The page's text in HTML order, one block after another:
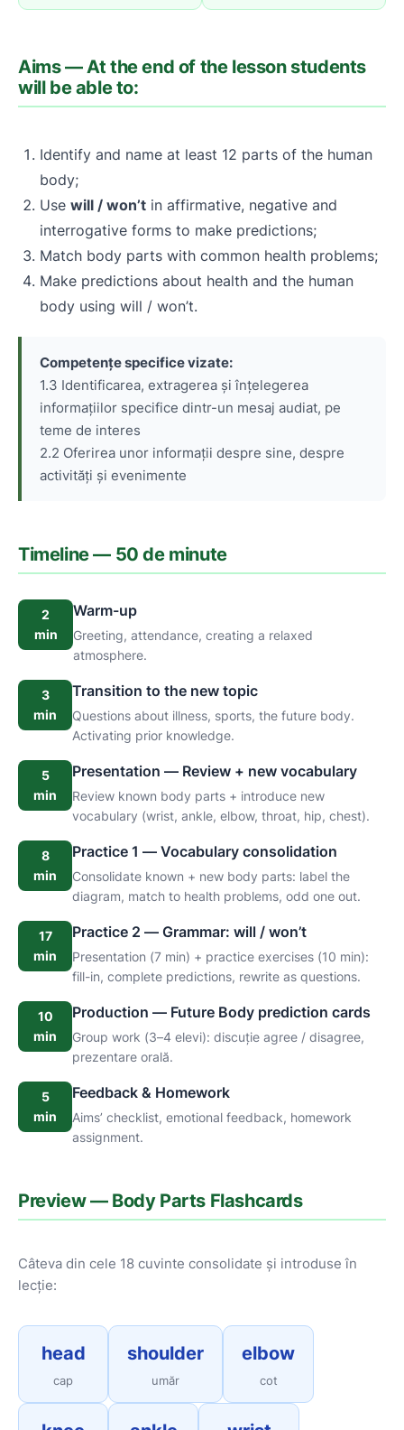
Aims — At the end of the lesson students
will be able to:
Identify and name at least 12 parts of the human
body;
Use will / won’t in affirmative, negative and
interrogative forms to make predictions;
Match body parts with common health problems;
Make predictions about health and the human
body using will / won’t.
Competențe specifice vizate:
1.3 Identificarea, extragerea și înțelegerea
informațiilor specifice dintr-un mesaj audiat, pe
teme de interes
2.2 Oferirea unor informații despre sine, despre
activități și evenimente
Timeline — 50 de minute
2
min
Warm-up
Greeting, attendance, creating a relaxed
atmosphere.
3
min
Transition to the new topic
Questions about illness, sports, the future body.
Activating prior knowledge.
5
min
Presentation — Review + new vocabulary
Review known body parts + introduce new
vocabulary (wrist, ankle, elbow, throat, hip, chest).
8
min
Practice 1 — Vocabulary consolidation
Consolidate known + new body parts: label the
diagram, match to health problems, odd one out.
17
min
Practice 2 — Grammar: will / won’t
Presentation (7 min) + practice exercises (10 min):
fill-in, complete predictions, rewrite as questions.
10
min
Production — Future Body prediction cards
Group work (3–4 elevi): discuție agree / disagree,
prezentare orală.
5
min
Feedback & Homework
Aims’ checklist, emotional feedback, homework
assignment.
Preview — Body Parts Flashcards
Câteva din cele 18 cuvinte consolidate și introduse în
lecție:
head
cap
shoulder
umăr
elbow
cot